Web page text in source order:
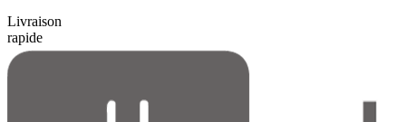
Livraison
rapide